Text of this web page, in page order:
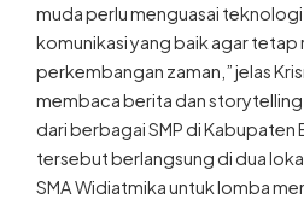
muda perlu menguasai
komunikasi yang baik agar tetap
perkembangan zaman,” jelas
membaca berita dan
dari berbagai SMP di Kabupaten
tersebut berlangsung di dua
SMA Widiatmika untuk lomba